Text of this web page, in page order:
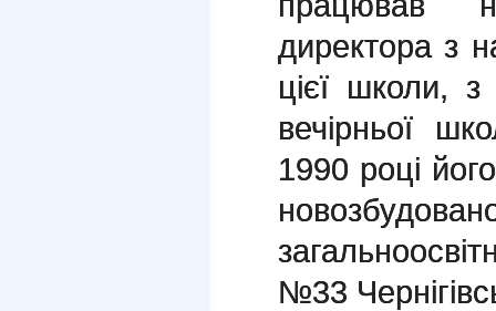
директора з
цієї школи,
вечірньої
1990 році
№33